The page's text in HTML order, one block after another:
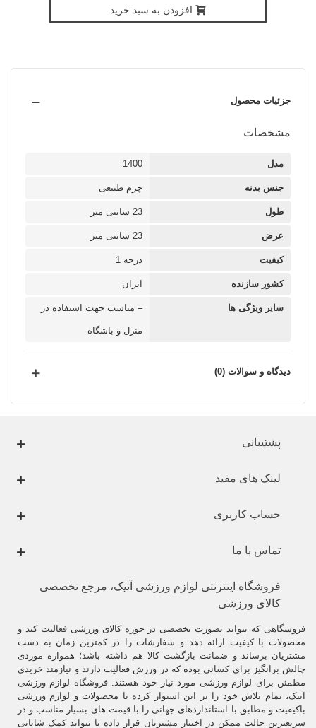
افزودن به سبد خرید
جزئیات محصول
مشخصات
مدل 1400
جنس بدنه چرم طبیعی
طول 23 سانتی متر
عرض 23 سانتی متر
کیفیت درجه 1
کشور سازنده ایران
سایر ویژگی ها – مناسب جهت استفاده در
منزل و باشگاه
دیدگاه و سوالات (0)
پشتیبانی
لینک های مفید
حساب کاربری
تماس با ما
فروشگاه اینترنتی لوازم ورزشی آنیک، مرجع تخصصی
کالای ورزشی
فروشگاهی که بتواند بصورت تخصصی در حوزه کالای ورزشی فعالیت کند و
محصولات با کیفیت ارائه دهد و سفارشات را در کمترین زمان به دست
مشتریان برساند و ضمانت بازگشت کالا هم داشته باشد؛ همواره موردی
چالش برانگیز برای کسانی بوده که در ورزش فعالیت دارند و نیازمند خریدی
مطمئن برای لوازم ورزشی مورد نیاز خود هستند. فروشگاه لوازم ورزشی
آنیک، تمام تلاش خود را بر این استوار کرده تا محصولات و لوازم ورزشی
باکیفیت و مطابق با استانداردهای جهانی را با قیمت های بسیار مناسب و در
سریعترین حالت ممکن در اختیار مشتریان قرار داده تا بتواند کمک شایانی